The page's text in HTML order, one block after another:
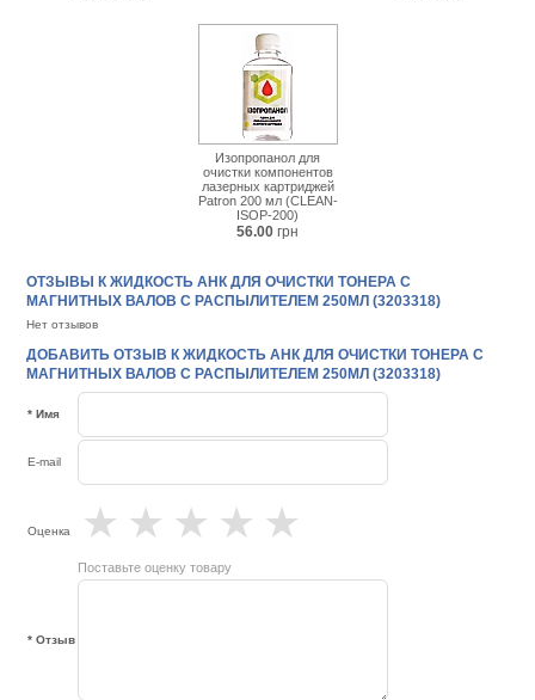
Изопропанол для
очистки компонентов
лазерных картриджей
Patron 200 мл (CLEAN-
ISOP-200)
56.00 грн
ОТЗЫВЫ К ЖИДКОСТЬ АНК ДЛЯ ОЧИСТКИ ТОНЕРА С
МАГНИТНЫХ ВАЛОВ С РАСПЫЛИТЕЛЕМ 250МЛ (3203318)
Нет отзывов
ДОБАВИТЬ ОТЗЫВ К ЖИДКОСТЬ АНК ДЛЯ ОЧИСТКИ ТОНЕРА С
МАГНИТНЫХ ВАЛОВ С РАСПЫЛИТЕЛЕМ 250МЛ (3203318)
* Имя
E-mail
Оценка ★
★
★
★
★
Поставьте оценку товару
* Отзыв